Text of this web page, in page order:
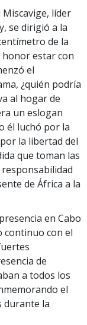
líder
se dirigió a la
de la
honor estar con
el
¿quién podría
al hogar de
un eslogan
él luchó por la
la libertad del
que toman las
de África a la
en Cabo
continuo con el
de
a todos los
el
durante la